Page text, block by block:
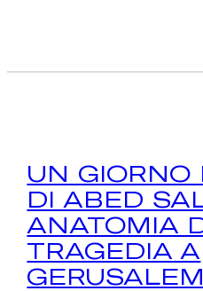
UN GIORNO
DI ABED
ANATOMIA
TRAGEDIA A